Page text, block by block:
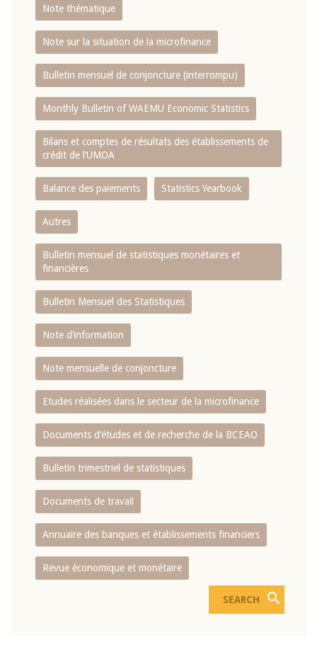
Note thématique
Note sur la situation de la microfinance
Bulletin mensuel de conjoncture (interrompu)
Monthly Bulletin of WAEMU Economic Statistics
Bilans et comptes de résultats des établissements de
crédit de l‘UMOA
Balance des paiements Statistics Yearbook
Autres
Bulletin mensuel de statistiques monétaires et
financières
Bulletin Mensuel des Statistiques
Note d’information
Note mensuelle de conjoncture
Etudes réalisées dans le secteur de la microfinance
Documents d’études et de recherche de la BCEAO
Bulletin trimestriel de statistiques
Documents de travail
Annuaire des banques et établissements financiers
Revue économique et monétaire